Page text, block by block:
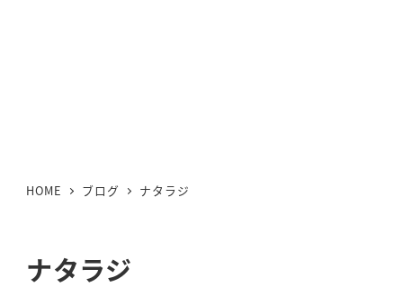
HOME ブログ ナタラジ
ナタラジ